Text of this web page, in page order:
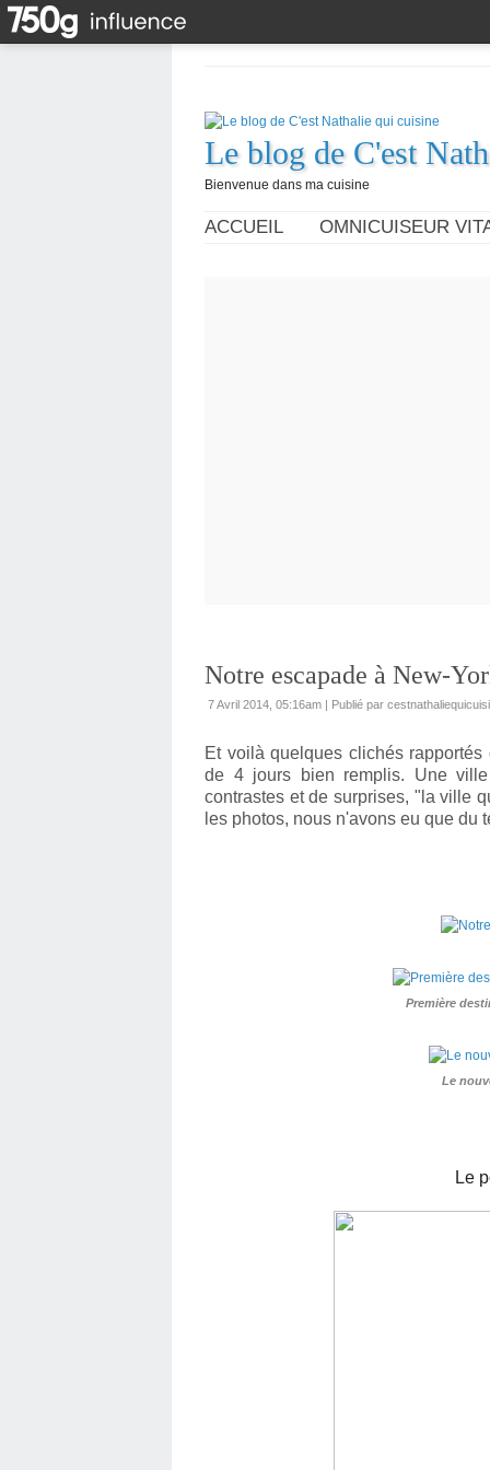
Le blog de C'est
Bienvenue dans ma cuisine
ACCUEIL OMNICUISEUR
Notre escapade à New-
7 Avril 2014, 05:16am | Publié par
Et voilà quelques clichés rapportés
de 4 jours bien remplis. Une
contrastes et de surprises, "la ville
les photos, nous n'avons eu que du
Première
Le
Le